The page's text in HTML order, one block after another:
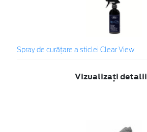
Spray de curățare a sticlei Clear View
Vizualizați detalii